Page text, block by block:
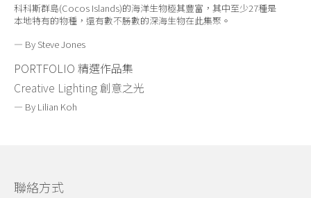
科科斯群島(Cocos Islands)的海洋生物極其豐富，其中至少27種是
本地特有的物種，還有數不勝數的深海生物在此集聚。
— By Steve Jones
PORTFOLIO 精選作品集
Creative Lighting創意之光
— By Lilian Koh
聯絡方式